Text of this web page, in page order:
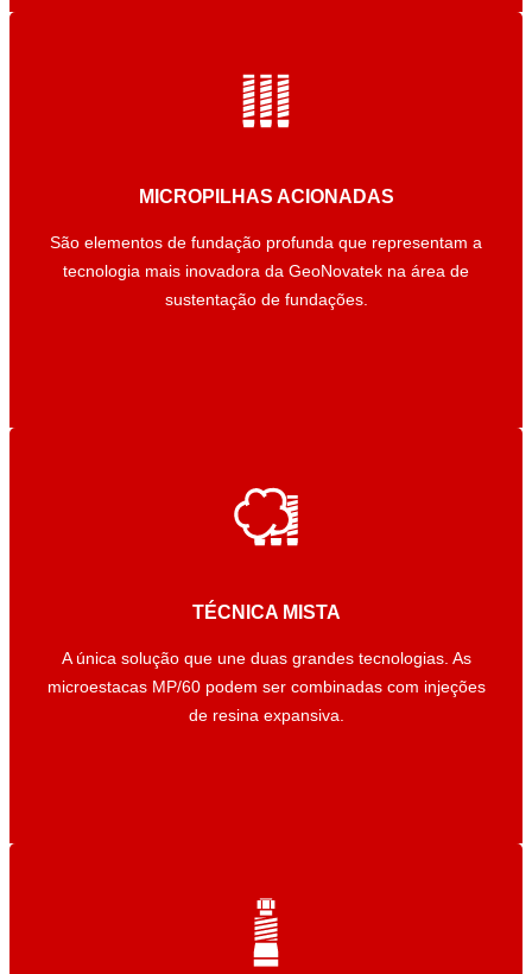
MICROPILHAS ACIONADAS
São elementos de fundação profunda que representam a
tecnologia mais inovadora da GeoNovatek na área de
sustentação de fundações.
MICROPILHAS ACIONADAS
São elementos de fundação profunda que representam a
tecnologia mais inovadora da GeoNovatek na área de
sustentação de fundações.
TÉCNICA MISTA
A única solução que une duas grandes tecnologias. As
microestacas MP/60 podem ser combinadas com injeções
de resina expansiva.
TÉCNICA MISTA
A única solução que une duas grandes tecnologias. As
microestacas MP/60 podem ser combinadas com injeções
de resina expansiva.